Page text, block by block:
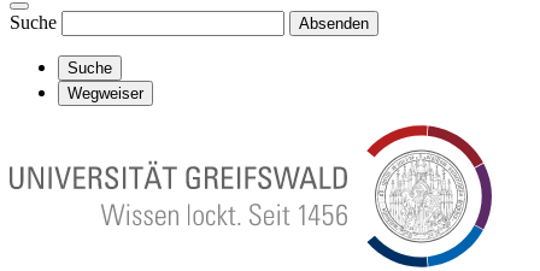
Suche Absenden
Suche
Wegweiser